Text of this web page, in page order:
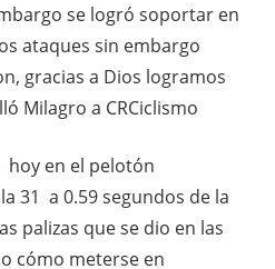
se logró soportar en
ataques sin embargo
gracias a Dios logramos
Milagro a CRCiclismo
hoy en el pelotón
31 a 0.59 segundos de la
palizas que se dio en las
cómo meterse en